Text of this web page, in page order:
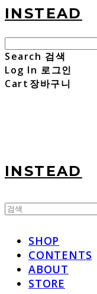
INSTEAD
Search 검색
Log In 로그인
Cart 장바구니
INSTEAD
SHOP
CONTENTS
ABOUT
STORE